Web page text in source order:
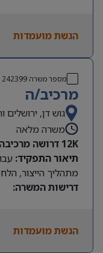
עבודה שוטפת מול
דיוק, סדר ויכולת
ידע בסיסי בעבודה
תודעת שירות ויכולת
הגשת מועמדות
מספר משרה242399
מרכיב/ה
גוש דן, ירושלים
משרה מלאה
12K דרושה מרכיבה מכאנית לחברה מובילה בשוהם!
תיאור התפקיד:
מתהליך הייצור,
דרישות המשרה:
הגשת מועמדות